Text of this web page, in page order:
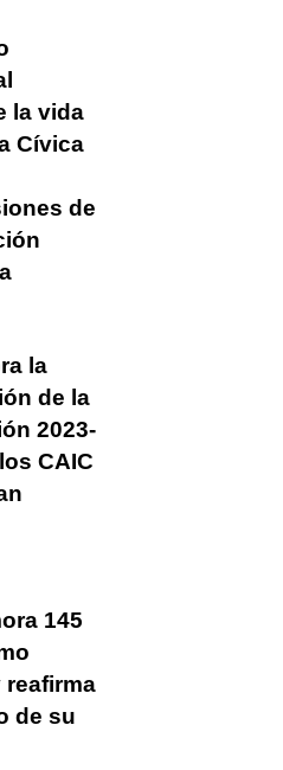
la vida
Cívica
de
la
de la
2023-
CAIC
145
reafirma
de su